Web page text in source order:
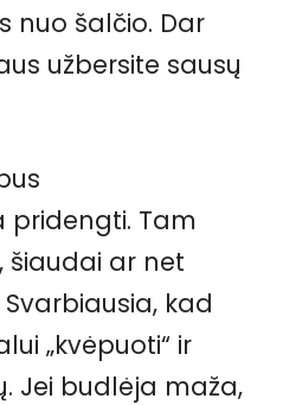
nuo šalčio. Dar
užbersite sausų
Tam
šiaudai ar net
kad
„kvėpuoti“ ir
Jei budlėja maža,